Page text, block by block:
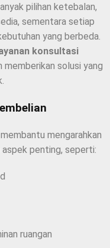
pilihan ketebalan,
sementara setiap
yang berbeda.
konsultasi
memberikan solusi yang
mengarahkan
penting, seperti:
ruangan